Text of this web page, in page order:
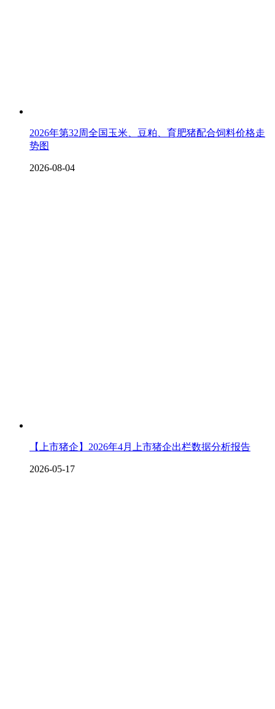
2026年第32周全国玉米、豆粕、育肥猪配合饲料价格走
势图
2026-08-04
【上市猪企】2026年4月上市猪企出栏数据分析报告
2026-05-17